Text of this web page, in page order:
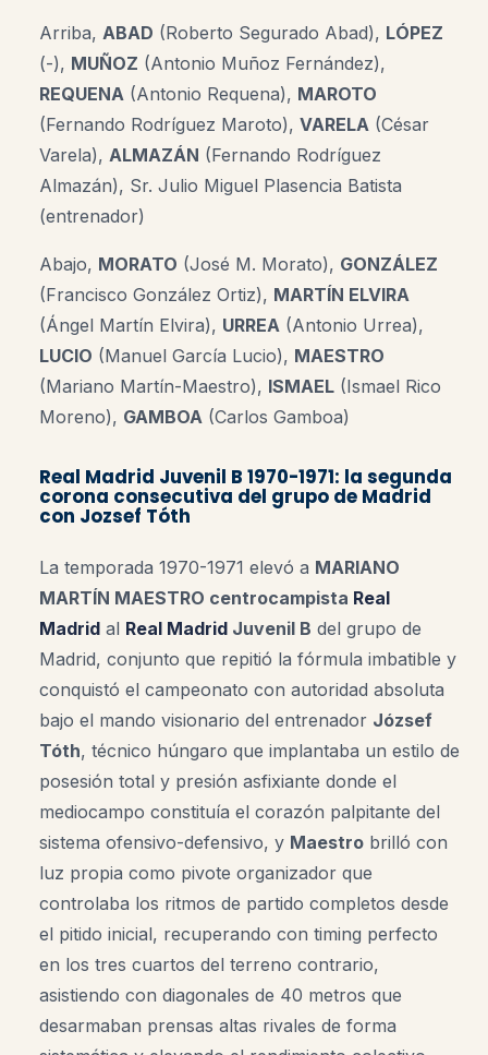
Arriba, ABAD (Roberto Segurado Abad), LÓPEZ
(-), MUÑOZ (Antonio Muñoz Fernández),
REQUENA (Antonio Requena), MAROTO
(Fernando Rodríguez Maroto), VARELA (César
Varela), ALMAZÁN (Fernando Rodríguez
Almazán), Sr. Julio Miguel Plasencia Batista
(entrenador)
Abajo, MORATO (José M. Morato), GONZÁLEZ
(Francisco González Ortiz), MARTÍN ELVIRA
(Ángel Martín Elvira), URREA (Antonio Urrea),
LUCIO (Manuel García Lucio), MAESTRO
(Mariano Martín-Maestro), ISMAEL (Ismael Rico
Moreno), GAMBOA (Carlos Gamboa)
Real Madrid Juvenil B 1970-1971: la segunda
corona consecutiva del grupo de Madrid
con Jozsef Tóth
La temporada 1970-1971 elevó a MARIANO
MARTÍN MAESTRO centrocampista Real
Madrid al Real Madrid Juvenil B del grupo de
Madrid, conjunto que repitió la fórmula imbatible y
conquistó el campeonato con autoridad absoluta
bajo el mando visionario del entrenador József
Tóth, técnico húngaro que implantaba un estilo de
posesión total y presión asfixiante donde el
mediocampo constituía el corazón palpitante del
sistema ofensivo-defensivo, y Maestro brilló con
luz propia como pivote organizador que
controlaba los ritmos de partido completos desde
el pitido inicial, recuperando con timing perfecto
en los tres cuartos del terreno contrario,
asistiendo con diagonales de 40 metros que
desarmaban prensas altas rivales de forma